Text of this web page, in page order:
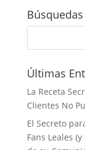
Búsquedas
Últimas
La Receta
Clientes No
El Secreto
Fans Leales